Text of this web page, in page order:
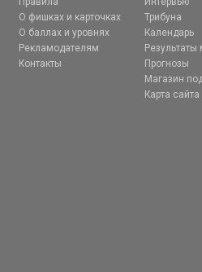
О фишках и карточках
О баллах и уровнях
Рекламодателям
Контакты
Трибуна
Календарь
Результаты
Прогнозы
Магазин
Карта сайта